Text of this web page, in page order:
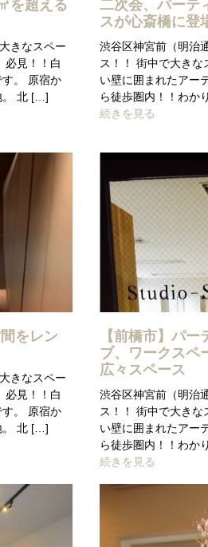
を超える
きなスペー
見！！白
。 北 […]
二次会、パーテ
スが心斎橋に
渋谷区神宮前（明治
ス！！ 街中で大きな
ら徒歩圏内！！わか
をレン
きなスペー
見！！白
。 北 […]
【前橋市】パー
ブ、ワークスペ
広々スペース
渋谷区神宮前（明治
ス！！ 街中で大きな
い壁に囲まれたアー
ら徒歩圏内！！わ